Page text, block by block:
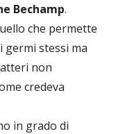
Bechamp.
che permette
stessi ma
non
credeva
in grado di